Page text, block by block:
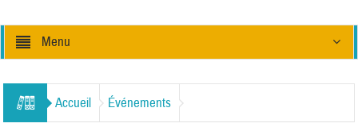
Menu
Accueil Événements